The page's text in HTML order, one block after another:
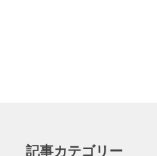
記事カテゴリー